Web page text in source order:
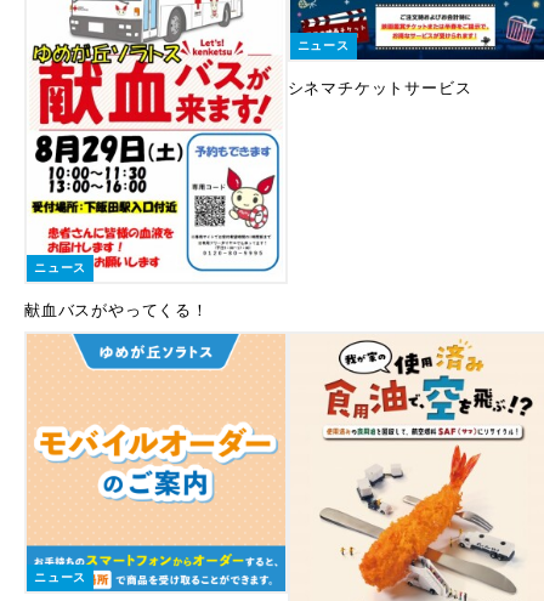
ニュース
献血バスがやってくる！
ニュース
シネマチケットサービス
ニュース